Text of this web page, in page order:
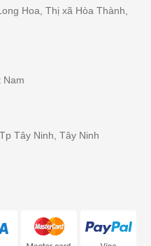
Hoa, Thị xã Hòa Thành,
Nam
Tây Ninh, Tây Ninh